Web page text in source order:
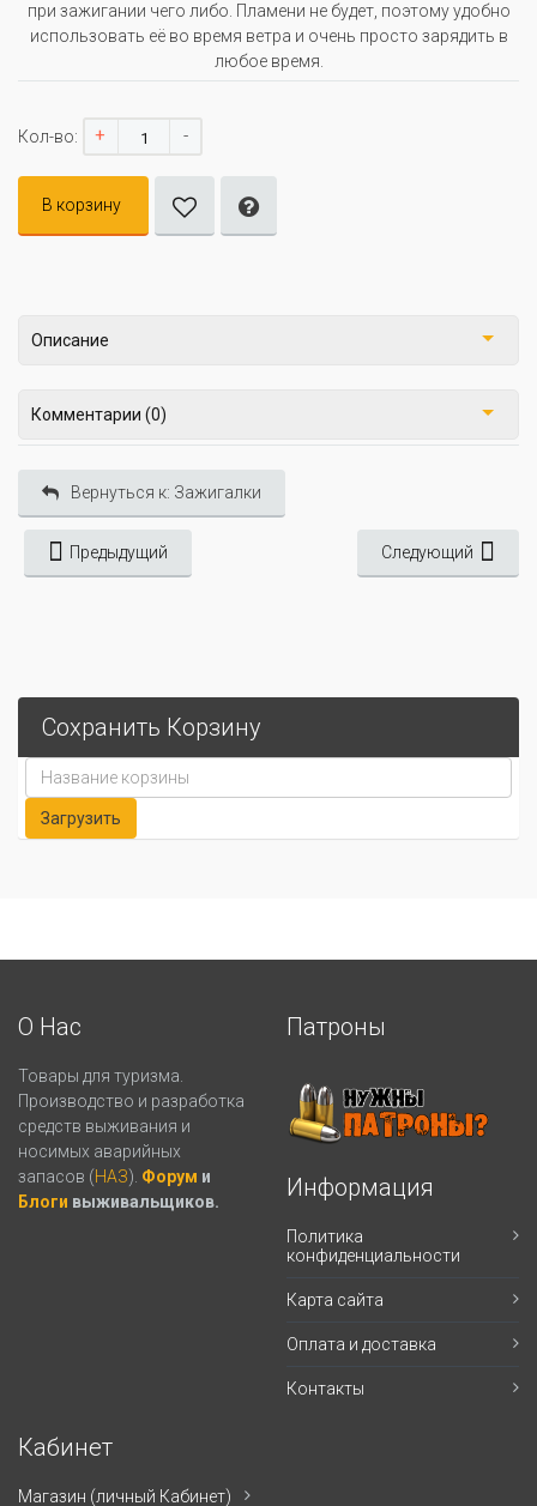
при зажигании чего либо. Пламени не будет, поэтому удобно
использовать её во время ветра и очень просто зарядить в
любое время.
Кол-во: + -
В корзину
Описание
Комментарии (0)
Вернуться к: Зажигалки
Предыдущий Следующий
Сохранить Корзину
О Нас
Товары для туризма.
Производство и разработка
средств выживания и
носимых аварийных
запасов (НАЗ). Форум и
Блоги выживальщиков.
Патроны
Информация
Политика
конфиденциальности
Карта сайта
Оплата и доставка
Контакты
Кабинет
Магазин (личный Кабинет)